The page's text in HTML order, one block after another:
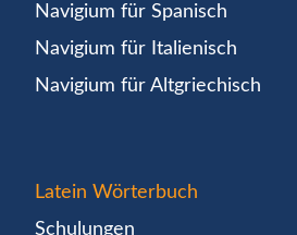
Navigium für Spanisch
Navigium für Italienisch
Navigium für Altgriechisch
Latein Wörterbuch
Schulungen